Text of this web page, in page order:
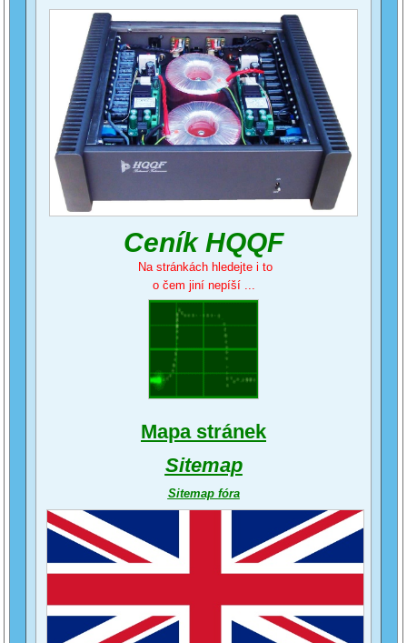
Ceník HQQF
Na stránkách hledejte i to
o čem jiní nepíší ...
Mapa stránek
Sitemap
Sitemap fóra